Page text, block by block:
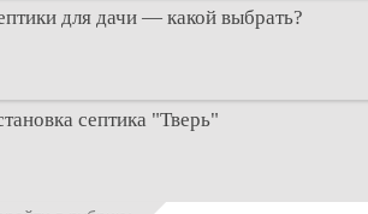
для дачи — какой выбрать?
строительстве дачи одной из
задач становится
септика "Тверь"
септика Тверь - важнейший